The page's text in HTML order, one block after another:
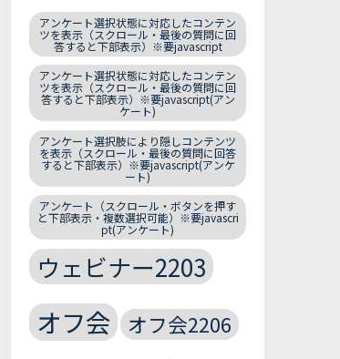
アンケート選択状態に対応したコンテン
ツを表示（スクロール・最後の質問に回
答すると下部表示）※要javascript
アンケート選択状態に対応したコンテン
ツを表示（スクロール・最後の質問に回
答すると下部表示）※要javascript(アン
ケート)
アンケート選択肢により隠しコンテンツ
を表示（スクロール・最後の質問に回答
すると下部表示）※要javascript(アンケ
ート)
アンケート（スクロール・ボタンを押す
と下部表示・複数選択可能）※要javascri
pt(アンケート)
ウェビナー2203
オフ会 オフ会2206